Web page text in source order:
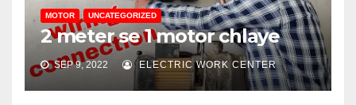
MOTOR UNCATEGORIZED
2 meter se 1 motor chlaye
SEP 9, 2022 ELECTRIC WORK CENTER